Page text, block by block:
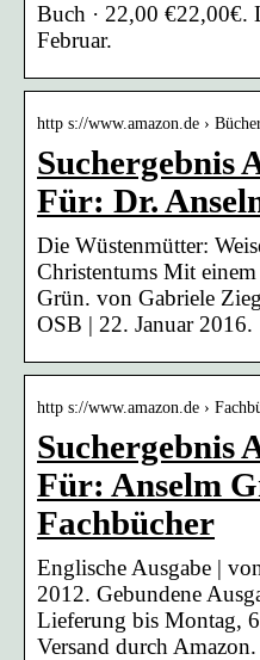
Buch · 22,00 €22,00€.
Februar.
http s://www.amazon.de ›
Suchergebnis
Für: Dr.
Die Wüstenmütter:
Christentums Mit
Grün. von Gabriele
OSB | 22. Januar 2016.
http s://www.amazon.de ›
Suchergebnis
Für: Anselm
Fachbücher
Englische Ausgabe |
2012. Gebundene
Lieferung bis Montag,
Versand durch Amazon.